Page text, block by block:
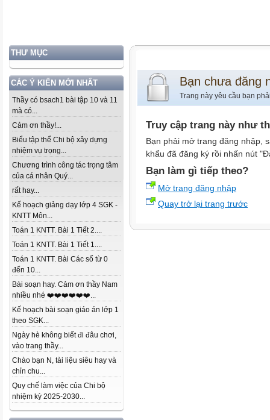
THƯ MỤC
CÁC Ý KIẾN MỚI NHẤT
Thầy có bsach1 bài tập 10 và 11
mà có...
Cảm ơn thầy!...
Biểu tập thể Chi bộ xây dựng
nhiệm vụ trọng...
Chương trình công tác trọng tâm
của cá nhân Quý...
rất hay...
Kế hoạch giảng dạy lớp 4 SGK -
KNTT Môn...
Toán 1 KNTT. Bài 1 Tiết 2....
Toán 1 KNTT. Bài 1 Tiết 1....
Toán 1 KNTT. Bài Các số từ 0
đến 10...
Bài soạn hay. Cảm ơn thầy Nam
nhiều nhé ❤️❤️❤️❤️❤️❤️...
Kế hoạch bài soạn giáo án lớp 1
theo SGK...
Ngày hè không biết đi đâu chơi,
vào trang thầy...
Chào bạn N, tài liệu siêu hay và
chỉn chu...
Quy chế làm việc của Chi bộ
nhiệm kỳ 2025-2030...
Bạn chưa đăng
Trang này yêu cầu bạn
Truy cập trang này như
Bạn phải mở trang đăng nhập,
khẩu đã đăng ký rồi nhấn nút
Bạn làm gì tiếp theo?
Mở trang đăng nhập
Quay trở lại trang trước